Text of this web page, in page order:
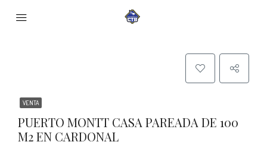
VENTA
PUERTO MONTT CASA PAREADA DE 100
M2 EN CARDONAL